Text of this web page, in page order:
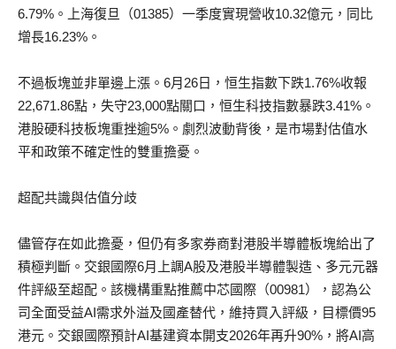
6.79%。上海復旦（01385）一季度實現營收10.32億元，同比
增長16.23%。
不過板塊並非單邊上漲。6月26日，恒生指數下跌1.76%收報
22,671.86點，失守23,000點關口，恒生科技指數暴跌3.41%。
港股硬科技板塊重挫逾5%。劇烈波動背後，是市場對估值水
平和政策不確定性的雙重擔憂。
超配共識與估值分歧
儘管存在如此擔憂，但仍有多家券商對港股半導體板塊給出了
積極判斷。交銀國際6月上調A股及港股半導體製造、多元元器
件評級至超配。該機構重點推薦中芯國際（00981），認為公
司全面受益AI需求外溢及國產替代，維持買入評級，目標價95
港元。交銀國際預計AI基建資本開支2026年再升90%，將AI高